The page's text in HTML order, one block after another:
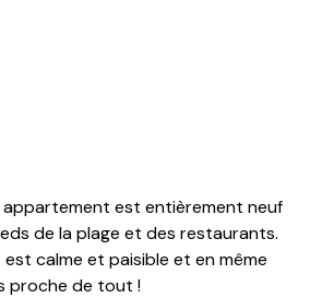
est entièrement neuf
de la plage et des restaurants.
calme et paisible et en même
proche de tout !